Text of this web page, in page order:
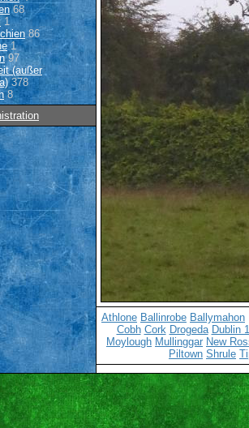
68
1
86
1
97
(außer
378
8
Athlone Ballinrobe Ballymahon
Cobh Cork Drogeda Dublin 1
Moylough Mullinggar New
Piltown Shrule